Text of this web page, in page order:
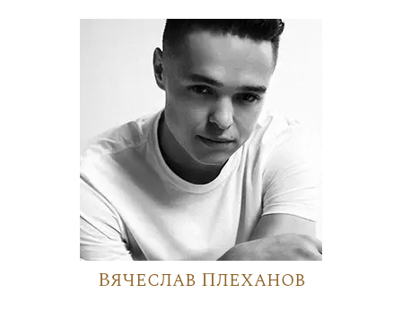
Вячеслав Плеханов